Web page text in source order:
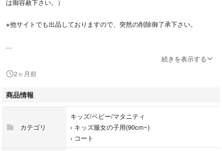
は御容赦下さい。）
※他サイトでも出品しておりますので、突然の削除御了承下さい。
22SS
（春夏2022年コレクション）
10Ａ
続きを表示する
2ヶ月前
商品情報
カテゴリ
キッズ/ベビー/マタニティ
› キッズ服女の子用(90cm~)
› コート